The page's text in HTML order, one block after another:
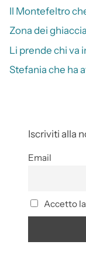
Il Montefeltro
Zona dei
Li prende chi va
Stefania che ha
Iscriviti alla
Email
Accetto